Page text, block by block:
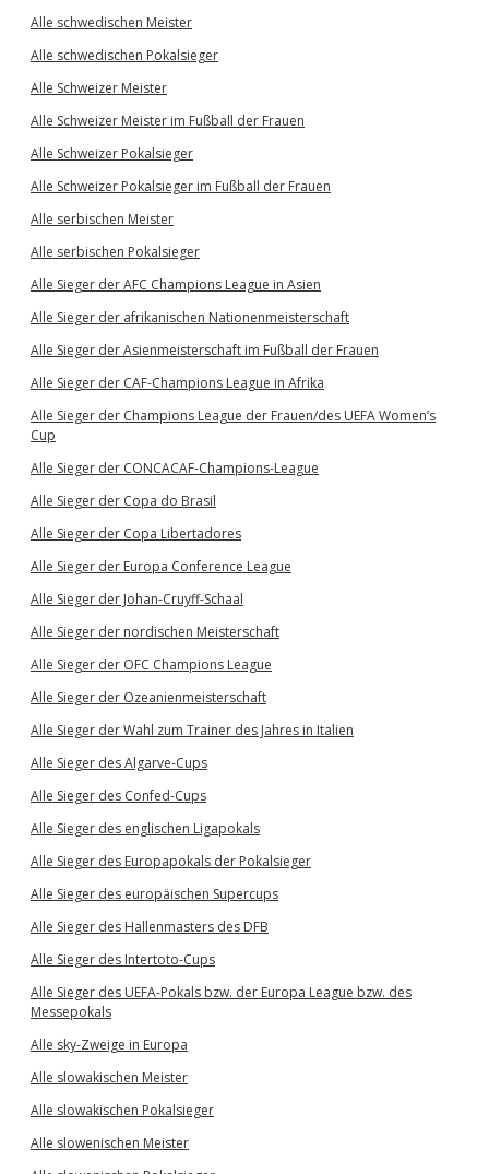
Alle schwedischen Meister
Alle schwedischen Pokalsieger
Alle Schweizer Meister
Alle Schweizer Meister im Fußball der Frauen
Alle Schweizer Pokalsieger
Alle Schweizer Pokalsieger im Fußball der Frauen
Alle serbischen Meister
Alle serbischen Pokalsieger
Alle Sieger der AFC Champions League in Asien
Alle Sieger der afrikanischen Nationenmeisterschaft
Alle Sieger der Asienmeisterschaft im Fußball der Frauen
Alle Sieger der CAF-Champions League in Afrika
Alle Sieger der Champions League der Frauen/des UEFA Women’s
Cup
Alle Sieger der CONCACAF-Champions-League
Alle Sieger der Copa do Brasil
Alle Sieger der Copa Libertadores
Alle Sieger der Europa Conference League
Alle Sieger der Johan-Cruyff-Schaal
Alle Sieger der nordischen Meisterschaft
Alle Sieger der OFC Champions League
Alle Sieger der Ozeanienmeisterschaft
Alle Sieger der Wahl zum Trainer des Jahres in Italien
Alle Sieger des Algarve-Cups
Alle Sieger des Confed-Cups
Alle Sieger des englischen Ligapokals
Alle Sieger des Europapokals der Pokalsieger
Alle Sieger des europäischen Supercups
Alle Sieger des Hallenmasters des DFB
Alle Sieger des Intertoto-Cups
Alle Sieger des UEFA-Pokals bzw. der Europa League bzw. des
Messepokals
Alle sky-Zweige in Europa
Alle slowakischen Meister
Alle slowakischen Pokalsieger
Alle slowenischen Meister